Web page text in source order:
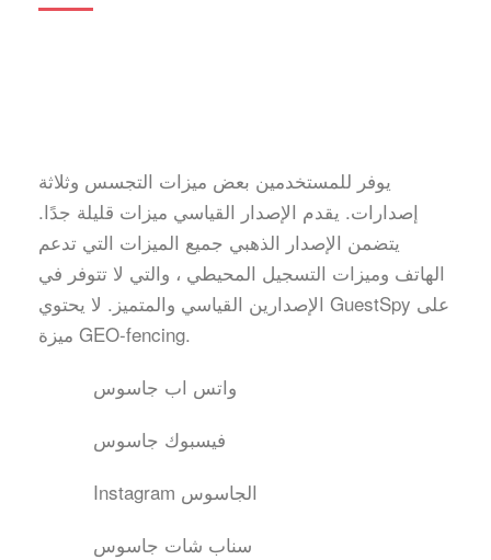
يوفر للمستخدمين بعض ميزات التجسس وثلاثة
إصدارات. يقدم الإصدار القياسي ميزات قليلة جدًا.
يتضمن الإصدار الذهبي جميع الميزات التي تدعم
الهاتف وميزات التسجيل المحيطي ، والتي لا تتوفر في
الإصدارين القياسي والمتميز. لا يحتوي GuestSpy على
ميزة GEO-fencing.
واتس اب جاسوس
فيسبوك جاسوس
Instagram الجاسوس
سناب شات جاسوس